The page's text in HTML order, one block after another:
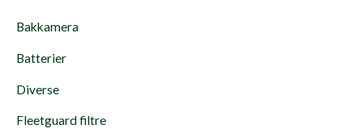
Bakkamera
Batterier
Diverse
Fleetguard filtre